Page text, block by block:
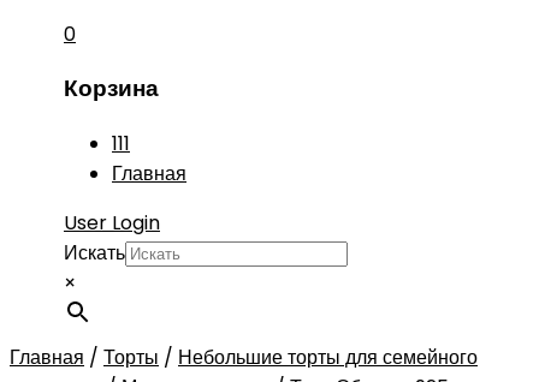
0
Корзина
111
Главная
User Login
Искать
×
Главная / Торты / Небольшие торты для семейного